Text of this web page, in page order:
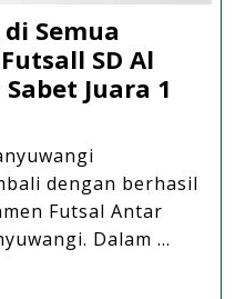
Semua
SD Al
Juara 1
dengan berhasil
Futsal Antar
Dalam ...